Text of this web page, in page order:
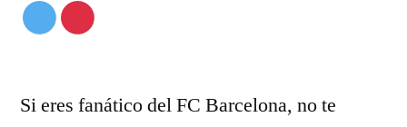
Si eres fanático del FC Barcelona, no te